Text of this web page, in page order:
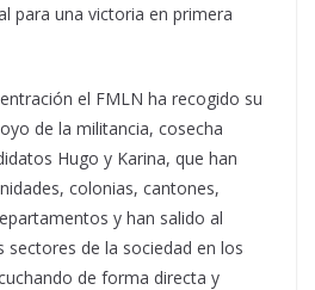
para una victoria en primera
el FMLN ha recogido su
de la militancia, cosecha
Hugo y Karina, que han
colonias, cantones,
y han salido al
sectores de la sociedad en los
de forma directa y